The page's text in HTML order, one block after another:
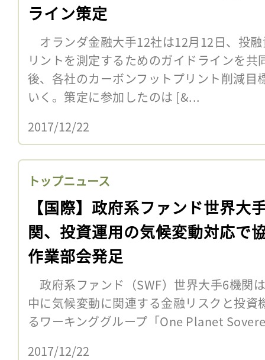
ライン策定
オランダ金融大手12社は12月12日、投
リントを測定するためのガイドラインを
後、各社のカーボンフットプリント削減目
いく。策定に参加したのは [&...
2017/12/22
トップニュース
【国際】政府系ファンド世界大
関、投資運用の気候変動対応で
作業部会発足
政府系ファンド（SWF）世界大手6機関
中に気候変動に関連する金融リスクと投
るワーキンググループ「One Planet
2017/12/22